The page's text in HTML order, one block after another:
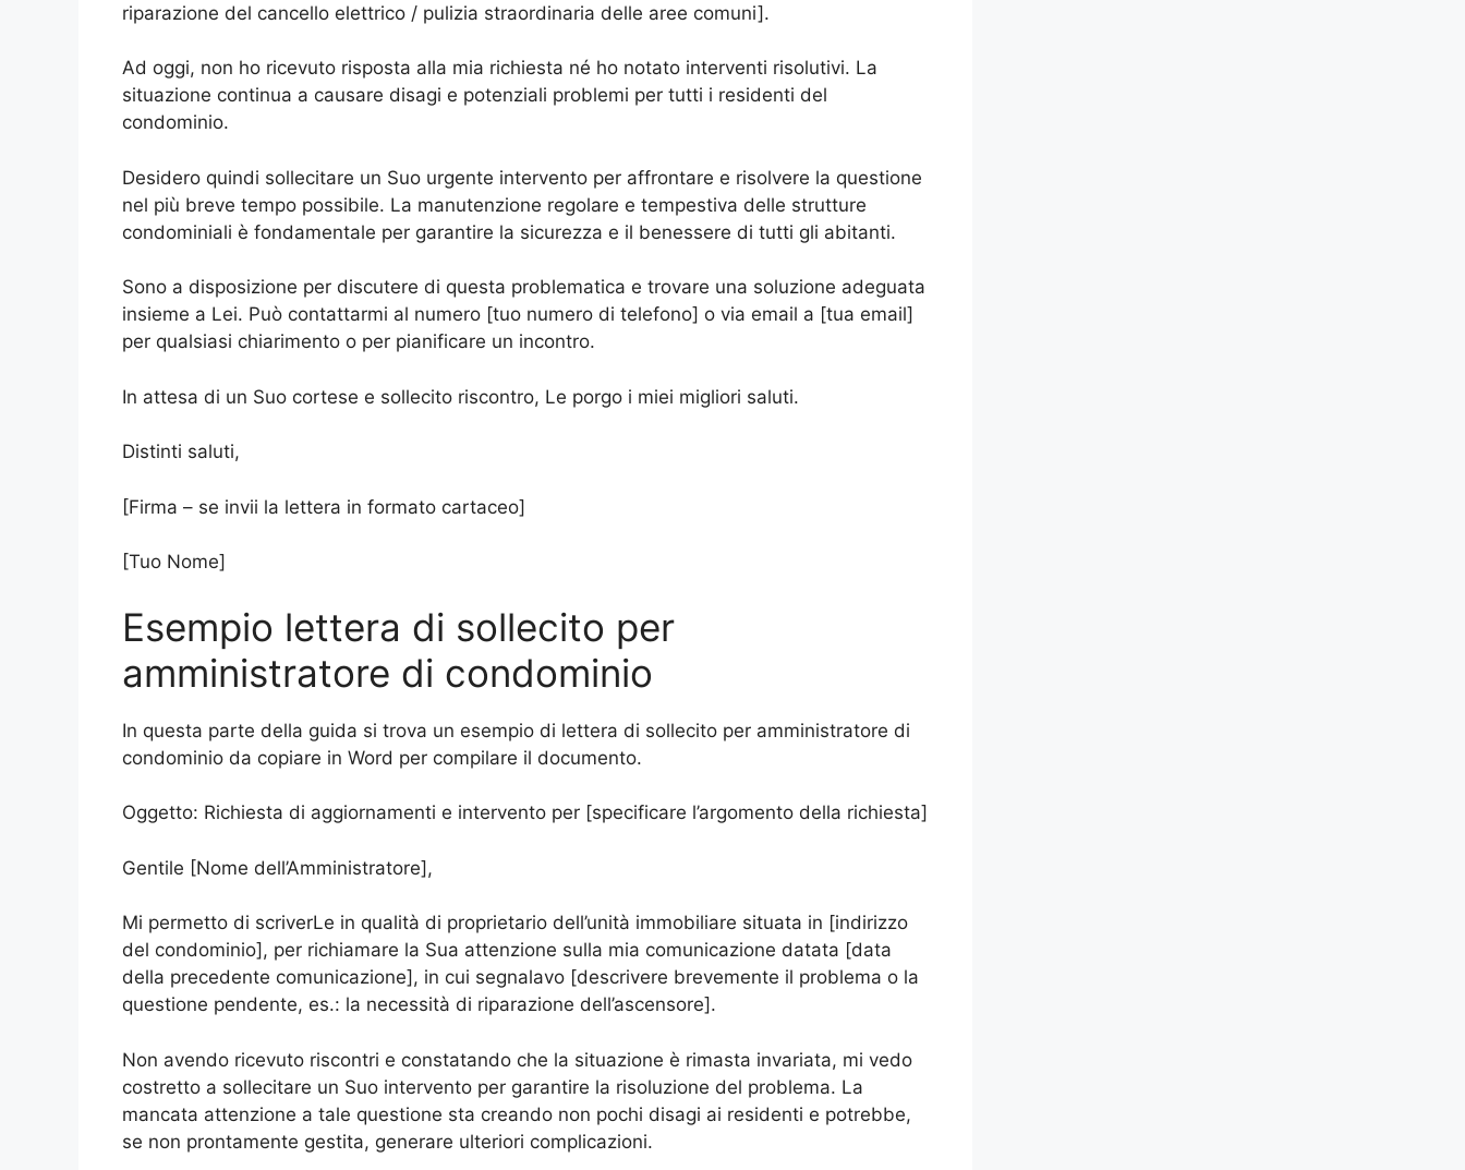
riparazione del cancello elettrico / pulizia straordinaria delle aree comuni].
Ad oggi, non ho ricevuto risposta alla mia richiesta né ho notato interventi risolutivi. La
situazione continua a causare disagi e potenziali problemi per tutti i residenti del
condominio.
Desidero quindi sollecitare un Suo urgente intervento per affrontare e risolvere la questione
nel più breve tempo possibile. La manutenzione regolare e tempestiva delle strutture
condominiali è fondamentale per garantire la sicurezza e il benessere di tutti gli abitanti.
Sono a disposizione per discutere di questa problematica e trovare una soluzione adeguata
insieme a Lei. Può contattarmi al numero [tuo numero di telefono] o via email a [tua email]
per qualsiasi chiarimento o per pianificare un incontro.
In attesa di un Suo cortese e sollecito riscontro, Le porgo i miei migliori saluti.
Distinti saluti,
[Firma – se invii la lettera in formato cartaceo]
[Tuo Nome]
Esempio lettera di sollecito per
amministratore di condominio
In questa parte della guida si trova un esempio di lettera di sollecito per amministratore di
condominio da copiare in Word per compilare il documento.
Oggetto: Richiesta di aggiornamenti e intervento per [specificare l’argomento della richiesta]
Gentile [Nome dell’Amministratore],
Mi permetto di scriverLe in qualità di proprietario dell’unità immobiliare situata in [indirizzo
del condominio], per richiamare la Sua attenzione sulla mia comunicazione datata [data
della precedente comunicazione], in cui segnalavo [descrivere brevemente il problema o la
questione pendente, es.: la necessità di riparazione dell’ascensore].
Non avendo ricevuto riscontri e constatando che la situazione è rimasta invariata, mi vedo
costretto a sollecitare un Suo intervento per garantire la risoluzione del problema. La
mancata attenzione a tale questione sta creando non pochi disagi ai residenti e potrebbe,
se non prontamente gestita, generare ulteriori complicazioni.